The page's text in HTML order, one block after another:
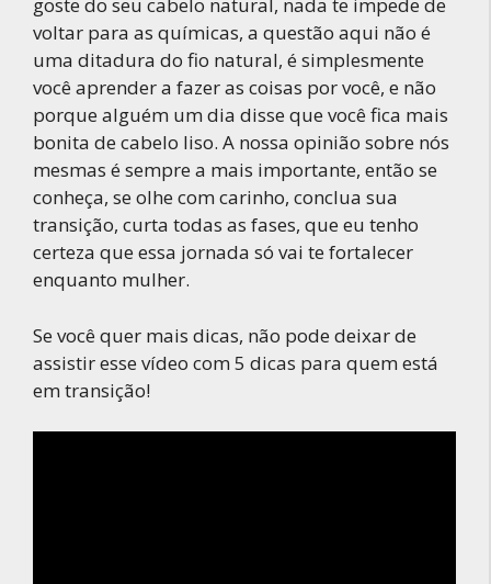
voltar para as químicas, a questão aqui não é
uma ditadura do fio natural, é simplesmente
você aprender a fazer as coisas por você, e não
porque alguém um dia disse que você fica mais
bonita de cabelo liso. A nossa opinião sobre nós
mesmas é sempre a mais importante, então se
conheça, se olhe com carinho, conclua sua
transição, curta todas as fases, que eu tenho
certeza que essa jornada só vai te fortalecer
enquanto mulher.
Se você quer mais dicas, não pode deixar de
assistir esse vídeo com 5 dicas para quem está
em transição!